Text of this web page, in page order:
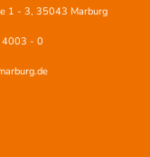
1 - 3, 35043 Marburg
4003 - 0